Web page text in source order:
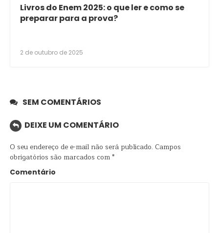
Livros do Enem 2025: o que ler e como se
preparar para a prova?
2 de outubro de 2025
SEM COMENTÁRIOS
DEIXE UM COMENTÁRIO
O seu endereço de e-mail não será publicado. Campos
obrigatórios são marcados com*
Comentário